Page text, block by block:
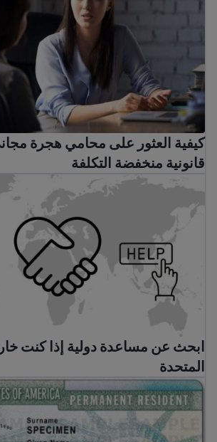
كيفية العثور على محامي هجرة
قانونية منخفضة التكلفة
ابحث عن مساعدة دولية إذا كنت خارج
ابحث عن مساعدة دولية إذا كنت
المتحدة
كيفية الحصول على البطاقة الخضراء